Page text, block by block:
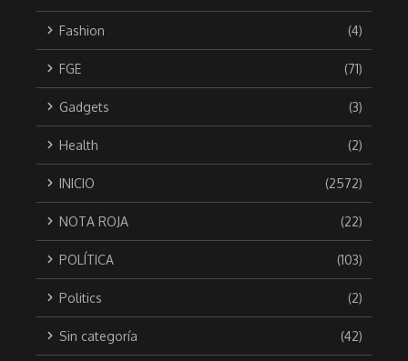
Fashion (4)
FGE (71)
Gadgets (3)
Health (2)
INICIO (2572)
NOTA ROJA (22)
POLÍTICA (103)
Politics (2)
Sin categoría (42)